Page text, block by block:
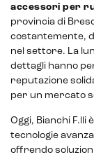
E-
E-commerce
Marketplace
E-commerce
accessori per
provincia di
costantemente,
nel settore. La
dettagli hanno
reputazione
per un mercato
Oggi, Bianchi
tecnologie
offrendo